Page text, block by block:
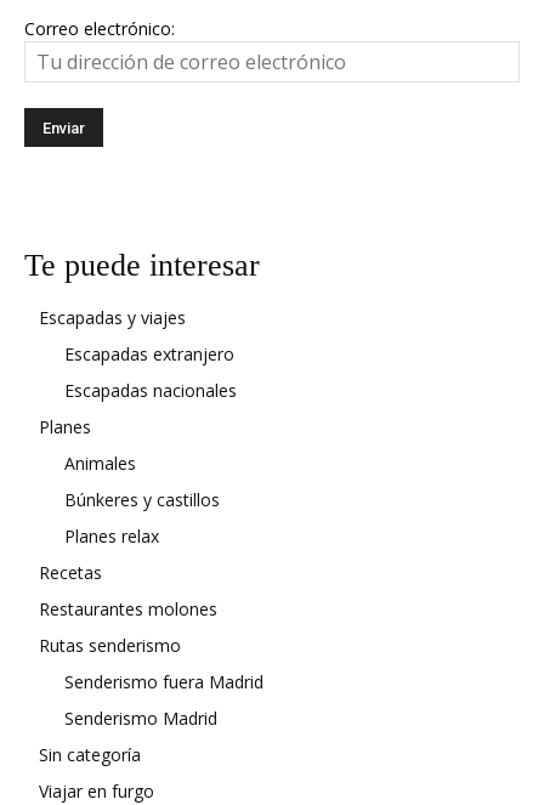
Correo electrónico:
Te puede interesar
Escapadas y viajes
Escapadas extranjero
Escapadas nacionales
Planes
Animales
Búnkeres y castillos
Planes relax
Recetas
Restaurantes molones
Rutas senderismo
Senderismo fuera Madrid
Senderismo Madrid
Sin categoría
Viajar en furgo